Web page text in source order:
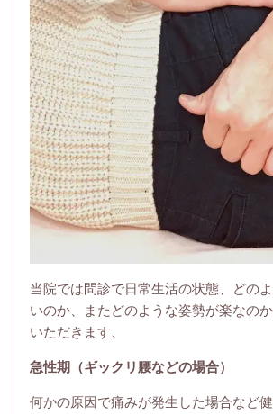
当院では問診で日常生活の状態、どの
いのか、またどのような姿勢が楽なの
いただきます、
急性期（ギックリ腰などの場合）
何かの原因で痛みが発生した場合など